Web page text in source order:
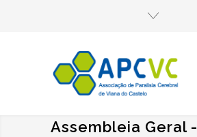
Assembleia Geral -